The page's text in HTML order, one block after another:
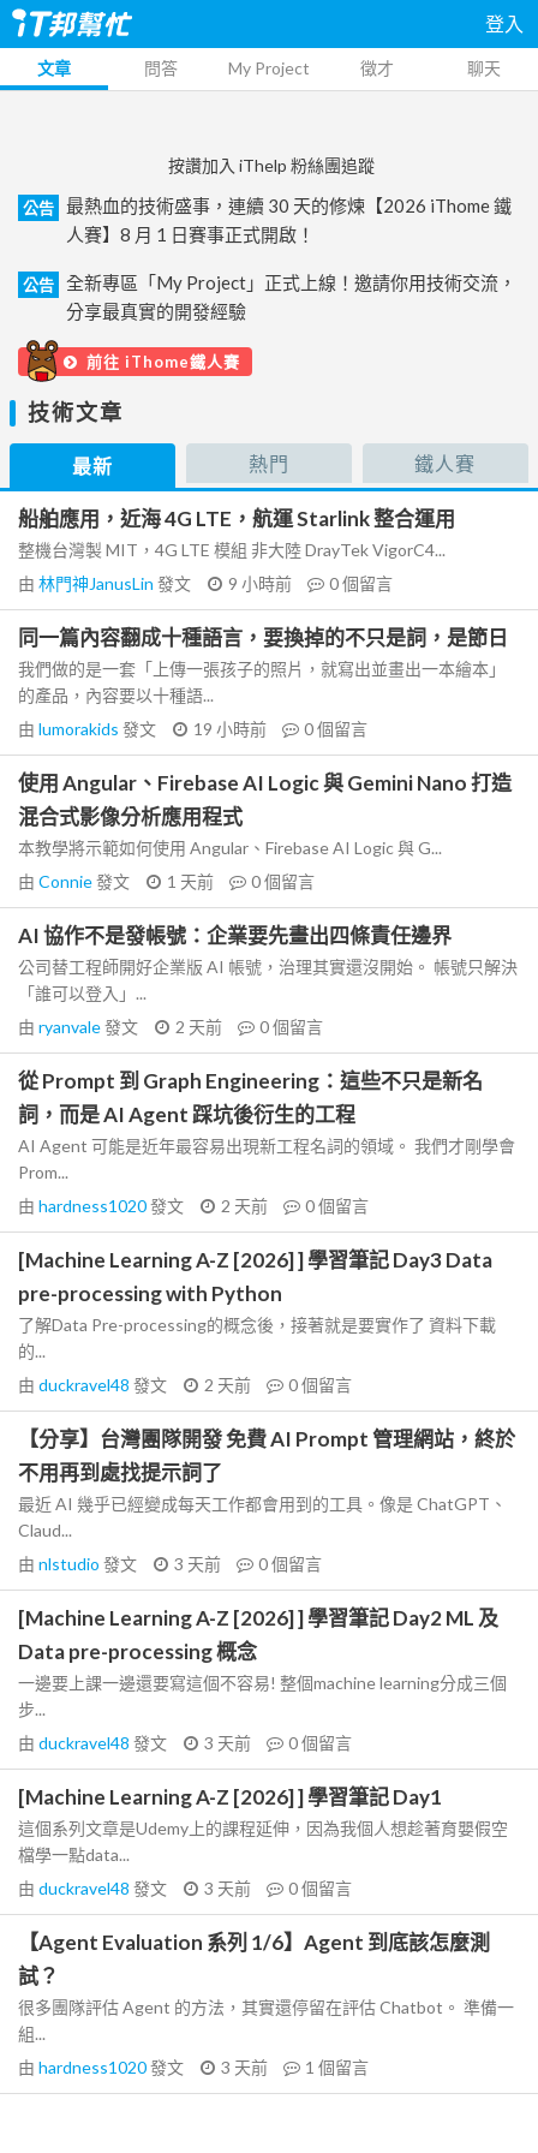
登入
文章 問答 My Project 徵才 聊天
按讚加入 iThelp 粉絲團追蹤
公告
最熱血的技術盛事，連續 30 天的修煉【2026 iThome 鐵
人賽】8 月 1 日賽事正式開啟！
公告
全新專區「My Project」正式上線！邀請你用技術交流，
分享最真實的開發經驗
前往 iThome鐵人賽
技術文章
最新 熱門 鐵人賽
船舶應用，近海 4G LTE，航運 Starlink 整合運用
整機台灣製 MIT，4G LTE 模組 非大陸 DrayTek VigorC4...
由 林門神JanusLin 發文 9 小時前 0個留言
同一篇內容翻成十種語言，要換掉的不只是詞，是節日
我們做的是一套「上傳一張孩子的照片，就寫出並畫出一本繪本」
的產品，內容要以十種語...
由 lumorakids 發文 19 小時前 0個留言
使用 Angular、Firebase AI Logic 與 Gemini Nano 打造
混合式影像分析應用程式
本教學將示範如何使用 Angular、Firebase AI Logic 與 G...
由 Connie發文 1 天前 0個留言
AI 協作不是發帳號：企業要先畫出四條責任邊界
公司替工程師開好企業版 AI 帳號，治理其實還沒開始。 帳號只解決
「誰可以登入」...
由 ryanvale發文 2 天前 0個留言
從 Prompt 到 Graph Engineering：這些不只是新名
詞，而是 AI Agent 踩坑後衍生的工程
AI Agent 可能是近年最容易出現新工程名詞的領域。 我們才剛學會
Prom...
由 hardness1020發文 2 天前 0個留言
[Machine Learning A-Z [2026] ] 學習筆記 Day3 Data
pre-processing with Python
了解Data Pre-processing的概念後，接著就是要實作了 資料下載
的...
由 duckravel48 發文 2 天前 0個留言
【分享】台灣團隊開發 免費 AI Prompt 管理網站，終於
不用再到處找提示詞了
最近 AI 幾乎已經變成每天工作都會用到的工具。像是 ChatGPT、
Claud...
由 nlstudio 發文 3 天前 0個留言
[Machine Learning A-Z [2026] ] 學習筆記 Day2 ML 及
Data pre-processing 概念
一邊要上課一邊還要寫這個不容易! 整個machine learning分成三個
步...
由 duckravel48 發文 3 天前 0個留言
[Machine Learning A-Z [2026] ] 學習筆記 Day1
這個系列文章是Udemy上的課程延伸，因為我個人想趁著育嬰假空
檔學一點data...
由 duckravel48 發文 3 天前 0個留言
【Agent Evaluation 系列 1/6】Agent 到底該怎麼測
試？
很多團隊評估 Agent 的方法，其實還停留在評估 Chatbot。 準備一
組...
由 hardness1020發文 3 天前 1 個留言